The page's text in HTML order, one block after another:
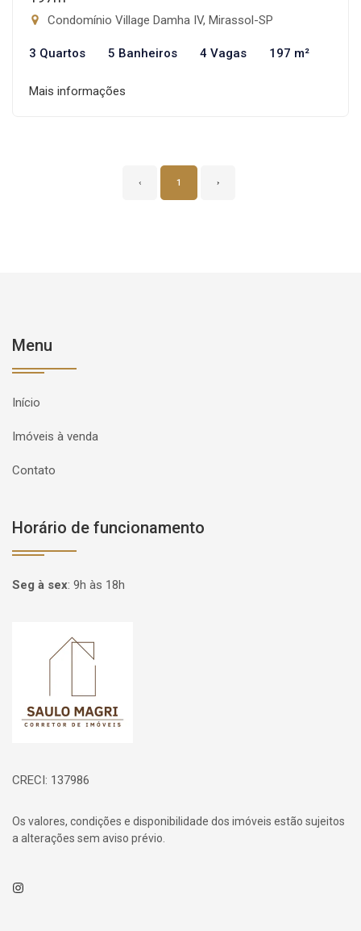
Condomínio Village Damha IV, Mirassol-SP
3 Quartos 5 Banheiros 4 Vagas 197 m²
Mais informações
‹ 1 ›
Menu
Início
Imóveis à venda
Contato
Horário de funcionamento
Seg à sex: 9h às 18h
Página inicial
CRECI: 137986
Os valores, condições e disponibilidade dos imóveis estão sujeitos
a alterações sem aviso prévio.
Instagram